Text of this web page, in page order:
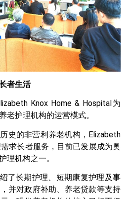
者生活
Knox Home & Hospital为
老护理机构的运营模式。
史的非营利养老机构，Elizabeth
求长者服务，目前已发展成为奥
理机构之一。
了长期护理、短期康复护理及事
并对政府补助、养老贷款等支持